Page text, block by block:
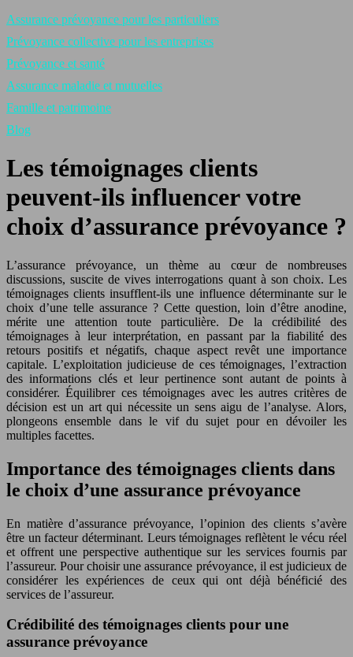
Assurance prévoyance pour les particuliers
Prévoyance collective pour les entreprises
Prévoyance et santé
Assurance maladie et mutuelles
Famille et patrimoine
Blog
Les témoignages clients
peuvent-ils influencer votre
choix d’assurance prévoyance ?
L’assurance prévoyance, un thème au cœur de nombreuses
discussions, suscite de vives interrogations quant à son choix. Les
témoignages clients insufflent-ils une influence déterminante sur le
choix d’une telle assurance ? Cette question, loin d’être anodine,
mérite une attention toute particulière. De la crédibilité des
témoignages à leur interprétation, en passant par la fiabilité des
retours positifs et négatifs, chaque aspect revêt une importance
capitale. L’exploitation judicieuse de ces témoignages, l’extraction
des informations clés et leur pertinence sont autant de points à
considérer. Équilibrer ces témoignages avec les autres critères de
décision est un art qui nécessite un sens aigu de l’analyse. Alors,
plongeons ensemble dans le vif du sujet pour en dévoiler les
multiples facettes.
Importance des témoignages clients dans
le choix d’une assurance prévoyance
En matière d’assurance prévoyance, l’opinion des clients s’avère
être un facteur déterminant. Leurs témoignages reflètent le vécu réel
et offrent une perspective authentique sur les services fournis par
l’assureur. Pour choisir une assurance prévoyance, il est judicieux de
considérer les expériences de ceux qui ont déjà bénéficié des
services de l’assureur.
Crédibilité des témoignages clients pour une
assurance prévoyance